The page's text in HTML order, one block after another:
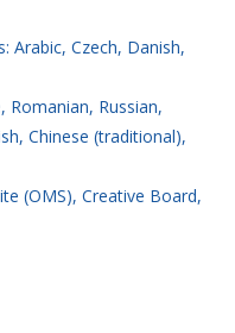
Arabic, Czech, Danish,
Romanian, Russian,
Chinese (traditional),
(OMS), Creative Board,